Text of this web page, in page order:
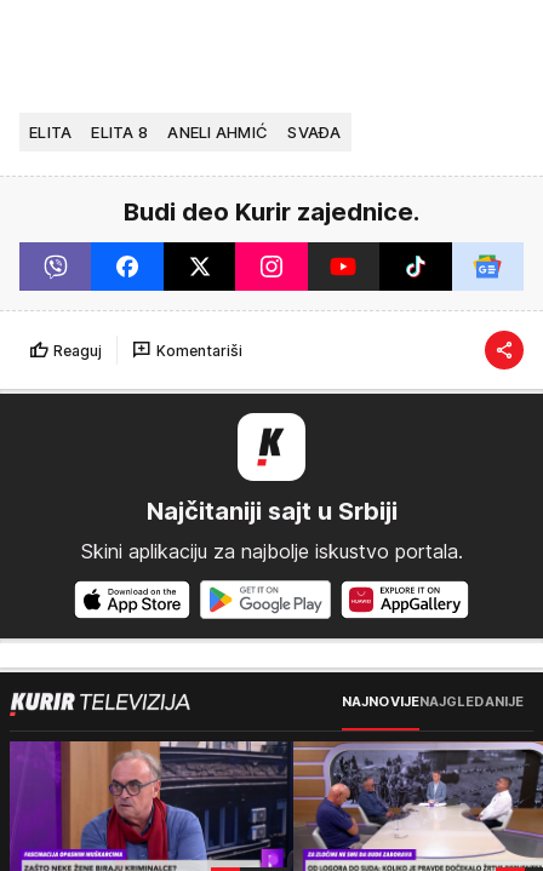
ELITA ELITA 8 ANELI AHMIĆ SVAĐA
Budi deo Kurir zajednice.
Reaguj Komentariši
Najčitaniji sajt u Srbiji
Skini aplikaciju za najbolje iskustvo portala.
NAJNOVIJENAJGLEDANIJE